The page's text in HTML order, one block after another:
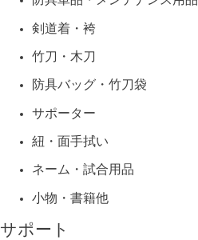
剣道着・袴
竹刀・木刀
防具バッグ・竹刀袋
サポーター
紐・面手拭い
ネーム・試合用品
小物・書籍他
サポート